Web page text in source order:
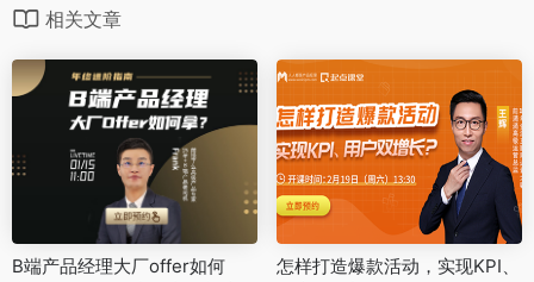
相关文章
B端产品经理大厂offer如何
怎样打造爆款活动，实现KPI、